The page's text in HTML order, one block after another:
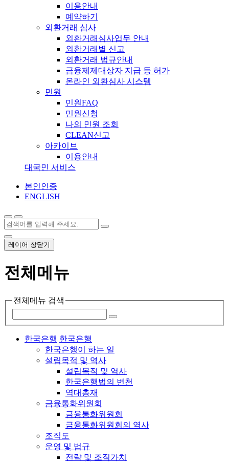
이용안내
예약하기
외환거래 심사
외환거래심사업무 안내
외환거래별 신고
외환거래 법규안내
금융제제대상자 지급 등 허가
온라인 외환심사 시스템
민원
민원FAQ
민원신청
나의 민원 조회
CLEAN신고
아카이브
이용안내
대국민 서비스
본인인증
ENGLISH
레이어 창닫기
전체메뉴
전체메뉴 검색
한국은행 한국은행
한국은행이 하는 일
설립목적 및 역사
설립목적 및 역사
한국은행법의 변천
역대총재
금융통화위원회
금융통화위원회
금융통화위원회의 역사
조직도
운영 및 법규
전략 및 조직가치